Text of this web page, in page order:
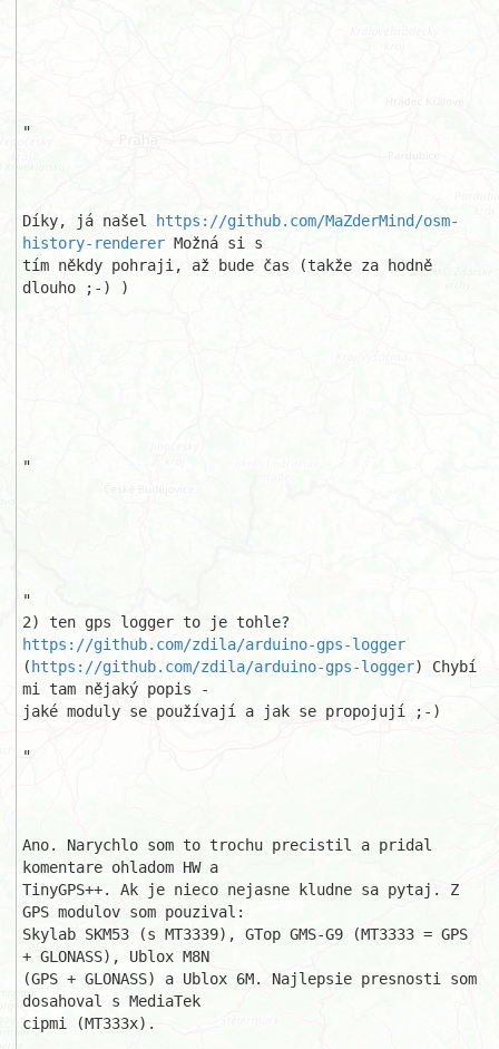
"
Díky, já našel
https://github.com/MaZderMind/osm-
history-renderer Možná si s
tím někdy pohraji, až bude čas (takže za hodně
dlouho ;-) )
"
"
https://github.com/zdila/arduino-gps-logger
( https://github.com/zdila/arduino-gps-logger) Chybí
mi tam nějaký popis -
jaké moduly se používají a jak se propojují ;-)
"
Ano. Narychlo som to trochu precistil a pridal
komentare ohladom HW a
TinyGPS++. Ak je nieco nejasne kludne sa pytaj. Z
GPS modulov som pouzival:
Skylab SKM53 (s MT3339), GTop GMS-G9 (MT3333 = GPS
+ GLONASS), Ublox M8N
(GPS + GLONASS) a Ublox 6M. Najlepsie presnosti som
dosahoval s MediaTek
cipmi (MT333x).